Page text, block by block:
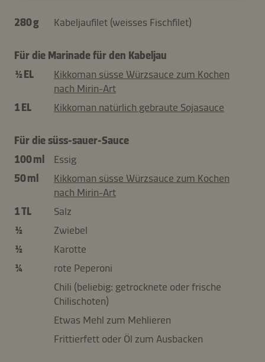
280 g Kabeljaufilet (weisses Fischfilet)
Für die Marinade für den Kabeljau
½ EL
Kikkoman süsse Würzsauce zum Kochen
nach Mirin-Art
1 EL
Kikkoman natürlich gebraute Sojasauce
Für die süss-sauer-Sauce
100 ml
Essig
50 ml
Kikkoman süsse Würzsauce zum Kochen
nach Mirin-Art
1 TL
Salz
½
Zwiebel
½
Karotte
¼
rote Peperoni
Chili (beliebig: getrocknete oder frische
Chilischoten)
Etwas Mehl zum Mehlieren
Frittierfett oder Öl zum Ausbacken